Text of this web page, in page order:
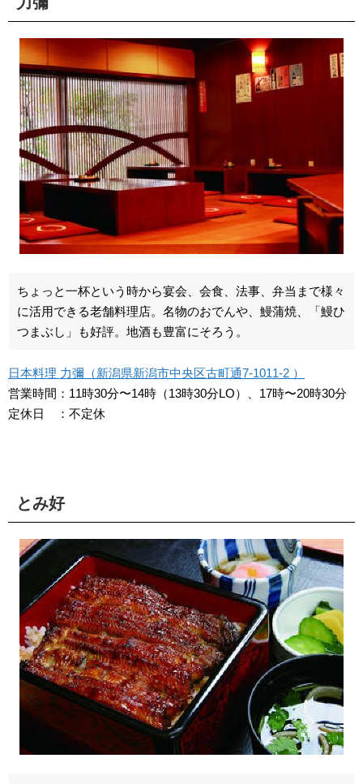
ちょっと一杯という時から宴会、会食、法事、弁当まで様々
に活用できる老舗料理店。名物のおでんや、鰻蒲焼、「鰻ひ
つまぶし」も好評。地酒も豊富にそろう。
日本料理 力彌（新潟県新潟市中央区古町通7-1011-2 ）
営業時間：11時30分〜14時（13時30分LO）、17時〜20時30分
定休日 ：不定休
とみ好